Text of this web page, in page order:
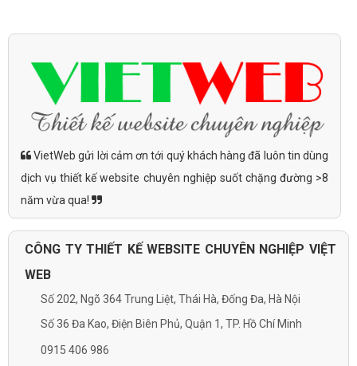
VietWeb gửi lời cảm ơn tới quý khách hàng đã luôn tin dùng
dịch vụ thiết kế website chuyên nghiệp suốt chặng đường >8
năm vừa qua!
CÔNG TY THIẾT KẾ WEBSITE CHUYÊN NGHIỆP VIỆT
WEB
Số 202, Ngõ 364 Trung Liệt, Thái Hà, Đống Đa, Hà Nội
Số 36 Đa Kao, Điện Biên Phủ, Quận 1, TP. Hồ Chí Minh
0915 406 986